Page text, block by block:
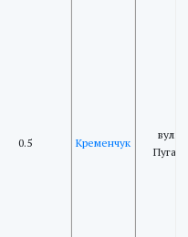
0.5 Кременчук
вул.